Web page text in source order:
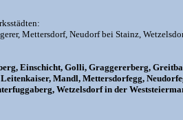
Mettersdorf, Neudorf bei Stainz,
Einschicht, Golli, Graggererberg,
Mandl, Mettersdorfegg,
Wetzelsdorf in der